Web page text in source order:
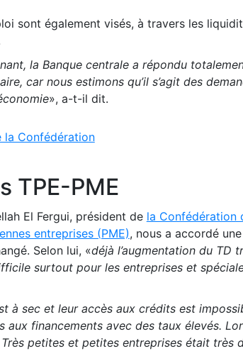
sont également visés, à travers les
la Banque centrale a répondu
car nous estimons qu’il s’agit des
», a-t-il dit.
la Confédération
TPE-PME
El Fergui, président de la Confédération
entreprises (PME), nous a accordé
Selon lui, «déjà l’augmentation du TD
surtout pour les entreprises et
à sec et leur accès aux crédits est
financements avec des taux élevés.
Très petites et petites entreprises était très